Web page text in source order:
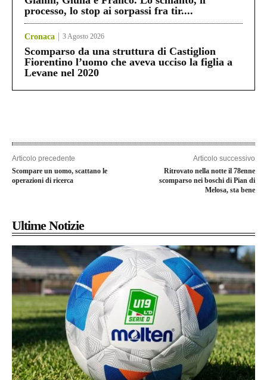
processo, lo stop ai sorpassi fra tir....
Cronaca 3 Agosto 2026
Scomparso da una struttura di Castiglion
Fiorentino l’uomo che aveva ucciso la figlia a
Levane nel 2020
Articolo precedente
Scompare un uomo, scattano le
operazioni di ricerca
Articolo successivo
Ritrovato nella notte il 78enne
scomparso nei boschi di Pian di
Melosa, sta bene
Ultime Notizie